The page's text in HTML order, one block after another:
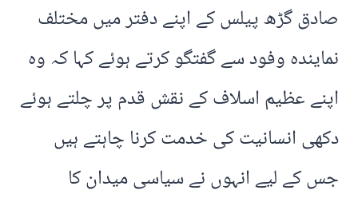
صادق گڑھ پیلس کے اپنے دفتر میں مختلف
نمایندہ وفود سے گفتگو کرتے ہوئے کہا کہ وہ
اپنے عظیم اسلاف کے نقش قدم پر چلتے ہوئے
دکھی انسانیت کی خدمت کرنا چاہتے ہیں
جس کے لیے انہوں نے سیاسی میدان کا